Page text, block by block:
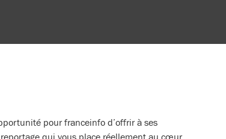
pour franceinfo d’offrir à ses